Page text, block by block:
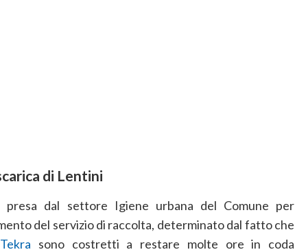
di Lentini
presa dal settore Igiene urbana del Comune per
del servizio di raccolta, determinato dal fatto che
sono costretti a restare molte ore in coda